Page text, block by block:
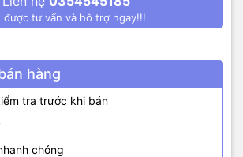
được tư vấn và hỗ trợ ngay!!!
hàng
tra trước khi bán
chóng